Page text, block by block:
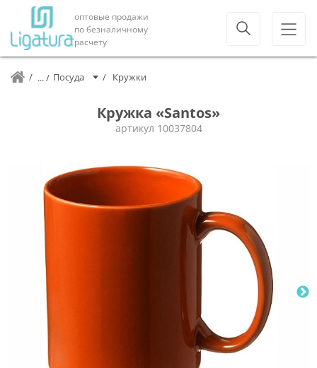
оптовые продажи
по безналичному
расчету
Посуда Кружки
Кружка «Santos»
артикул 10037804